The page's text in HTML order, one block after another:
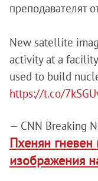
преподавателят
New satellite
activity at a
used to build
https://t.co/
— CNN Breaking
Пхенян гневен
изображения